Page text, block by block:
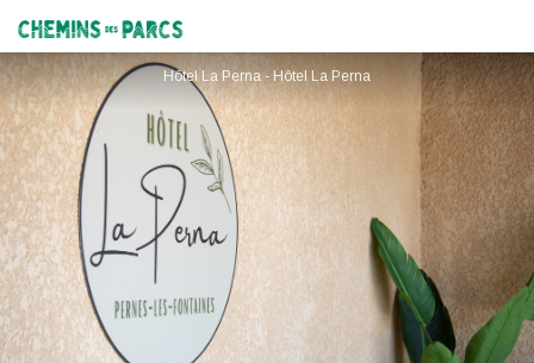
Chemins des Parcs
Hôtel La Perna - Hôtel La Perna